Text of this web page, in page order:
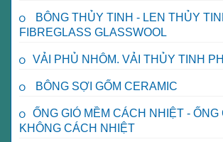
BÔNG THỦY TINH - LEN THỦY
FIBREGLASS GLASSWOOL
VẢI PHỦ NHÔM. VẢI THỦY TINH
BÔNG SỢI GỐM CERAMIC
ỐNG GIÓ MỀM CÁCH NHIỆT - ỐNG
KHÔNG CÁCH NHIỆT